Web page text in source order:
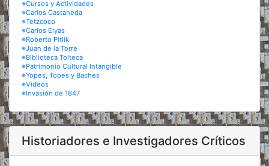
※Cursos y Actividades
※Carlos Castaneda
※Tetzcoco
※Carlos Elyas
※Roberto Pitlik
※Juan de la Torre
※Biblioteca Tolteca
※Patrimonio Cultural Intangible
※Yopes, Topes y Baches
※Videos
※Invasión de 1847
Historiadores e Investigadores Críticos